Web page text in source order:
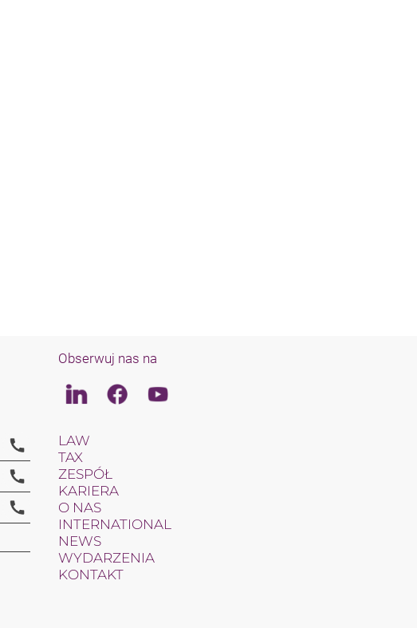
Obserwuj nas na
LinkedinFacebookYoutube
LAW
TAX
ZESPÓŁ
KARIERA
O NAS
INTERNATIONAL
NEWS
WYDARZENIA
KONTAKT